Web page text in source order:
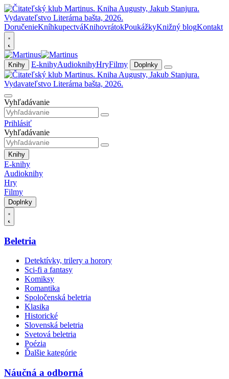
DoručenieKníhkupectváKnihovrátokPoukážkyKnižný blogKontakt
Knihy E-knihyAudioknihyHryFilmy Doplnky
Vyhľadávanie
Prihlásiť
Vyhľadávanie
Knihy
E-knihy
Audioknihy
Hry
Filmy
Doplnky
Beletria
Detektívky, trilery a horory
Sci-fi a fantasy
Komiksy
Romantika
Spoločenská beletria
Klasika
Historické
Slovenská beletria
Svetová beletria
Poézia
Ďalšie kategórie
Náučná a odborná